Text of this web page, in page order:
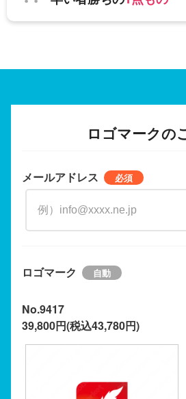
ロゴマークの
メールアドレス
ロゴマーク
No.9417
39,800円(税込43,780円)